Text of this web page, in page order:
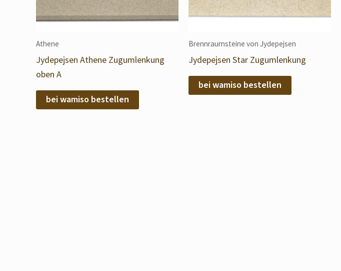
Athene
Jydepejsen Athene Zugumlenkung
oben A
bei wamiso bestellen
Brennraumsteine von Jydepejsen
Jydepejsen Star Zugumlenkung
bei wamiso bestellen